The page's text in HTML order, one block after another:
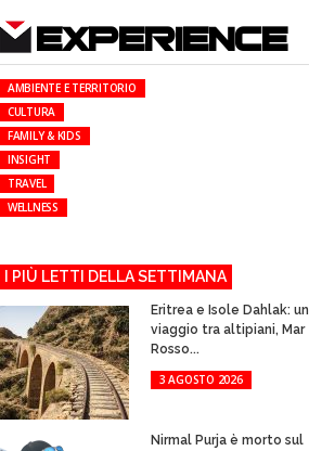
EXPERIENCE
AMBIENTE E TERRITORIO
CULTURA
FAMILY & KIDS
INSIGHT
TRAVEL
WELLNESS
I PIÙ LETTI DELLA SETTIMANA
Eritrea e Isole Dahlak: un
viaggio tra altipiani, Mar
Rosso...
3 AGOSTO 2026
Nirmal Purja è morto sul